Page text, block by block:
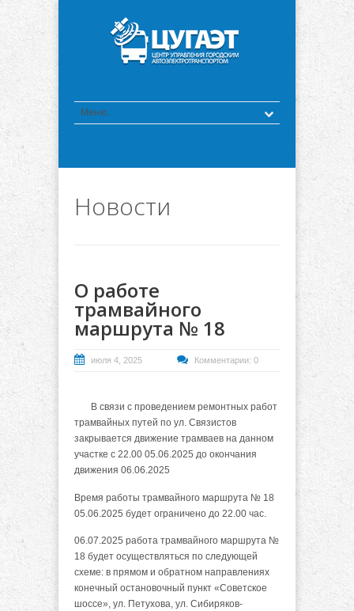
Новости
О работе
трамвайного
маршрута № 18
июля 4, 2025 Комментарии: 0
В связи с проведением ремонтных работ
трамвайных путей по ул. Связистов
закрывается движение трамваев на данном
участке с 22.00 05.06.2025 до окончания
движения 06.06.2025
Время работы трамвайного маршрута № 18
05.06.2025 будет ограничено до 22.00 час.
06.07.2025 работа трамвайного маршрута №
18 будет осуществляться по следующей
схеме: в прямом и обратном направлениях
конечный остановочный пункт «Советское
шоссе», ул. Петухова, ул. Сибиряков-